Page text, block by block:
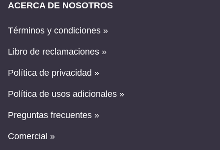
ACERCA DE NOSOTROS
Términos y condiciones »
Libro de reclamaciones »
Política de privacidad »
Política de usos adicionales »
Preguntas frecuentes »
Comercial »